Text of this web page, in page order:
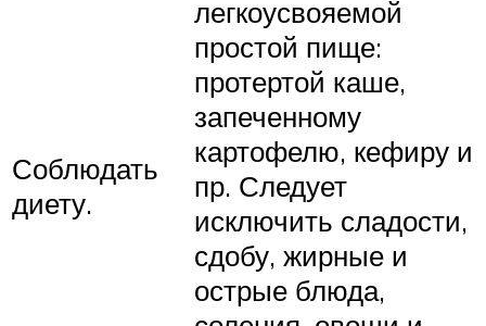
Соблюдать
диету.
легкоусвояемой
простой пище:
протертой каше,
запеченному
картофелю, кефиру и
пр. Следует
исключить сладости,
сдобу, жирные и
острые блюда,